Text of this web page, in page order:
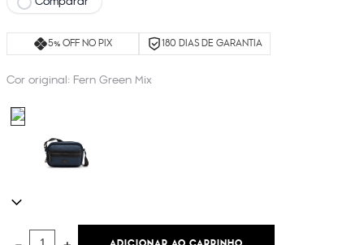
5% OFF NO PIX 180 DIAS DE GARANTIA
Cor original: Fern Green Mix